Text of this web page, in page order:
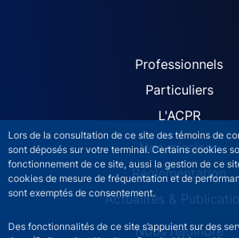
Lors de la consultation de ce site des témoins de
sont déposés sur votre terminal. Certains cookies
fonctionnement de ce site, aussi la gestion de ce
cookies de mesure de fréquentation et de
sont exemptés de consentement.
Des fonctionnalités de ce site s’appuient sur des
ACPR siteProfessionnels
Particuliers
L'ACPR
Nos missions
Réglementation
Actualités &
Nous rejoindre